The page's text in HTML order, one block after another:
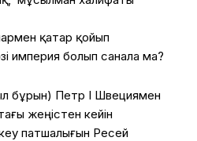
қатар қойып
империя болып санала ма?
бұрын) Петр I Швециямен
жеңістен кейін
патшалығын Ресей